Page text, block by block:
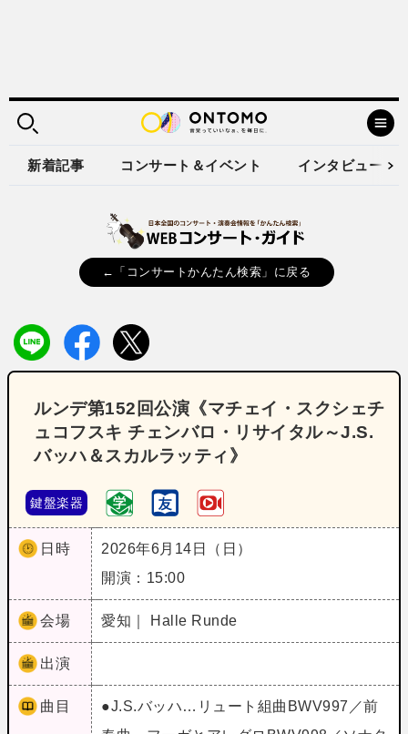
新着記事 コンサート＆イベント インタビュー
←「コンサートかんたん検索」に戻る
ルンデ第152回公演《マチェイ・スクシェチ
ュコフスキ チェンバロ・リサイタル～J.S.
バッハ＆スカルラッティ》
鍵盤楽器
日時
2026年6月14日（日）
開演：15:00
会場 愛知｜ Halle Runde
出演
曲目
●J.S.バッハ…リュート組曲BWV997／前